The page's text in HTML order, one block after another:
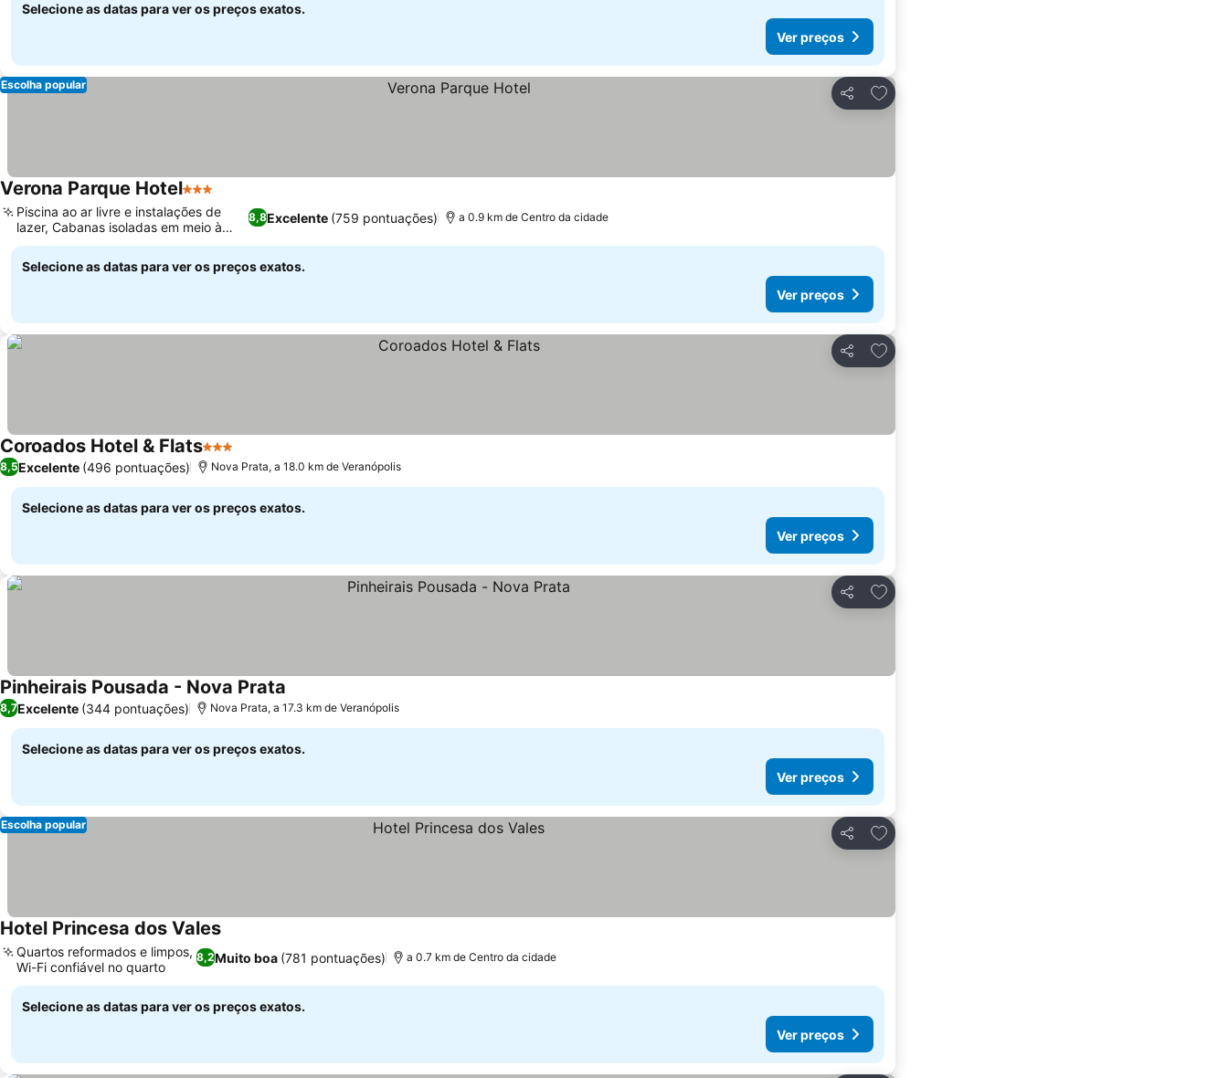
Selecione as datas para ver os preços exatos.
Ver preços
Partilhar
Adicionar aos favoritos
Escolha popular
Verona Parque Hotel3 Estrelas
8,8Excelente (759 pontuações)
Piscina ao ar livre e instalações de
lazer, Cabanas isoladas em meio à
natureza
a 0.9 km de Centro da cidade
Selecione as datas para ver os preços exatos.
Ver preços
Partilhar
Adicionar aos favoritos
Coroados Hotel & Flats3 Estrelas
8,5Excelente (496 pontuações) Nova Prata, a 18.0 km de Veranópolis
Selecione as datas para ver os preços exatos.
Ver preços
Partilhar
Adicionar aos favoritos
Pinheirais Pousada - Nova Prata
8,7Excelente (344 pontuações) Nova Prata, a 17.3 km de Veranópolis
Selecione as datas para ver os preços exatos.
Ver preços
Partilhar
Adicionar aos favoritos
Escolha popular
Hotel Princesa dos Vales
8,2Muito boa (781 pontuações)
Quartos reformados e limpos,
Wi-Fi confiável no quarto
a 0.7 km de Centro da cidade
Selecione as datas para ver os preços exatos.
Ver preços